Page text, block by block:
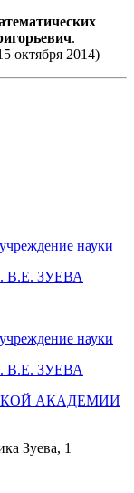
.
октября 2014)
науки
В.Е. ЗУЕВА
науки
В.Е. ЗУЕВА
АКАДЕМИИ
Зуева, 1